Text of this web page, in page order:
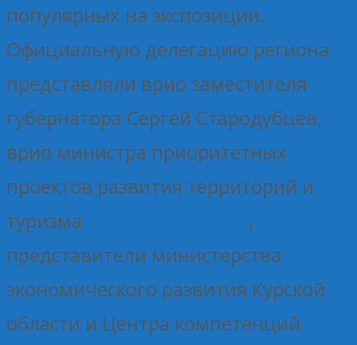
популярных на экспозиции.
Официальную делегацию региона
представляли врио заместителя
губернатора Сергей Стародубцев,
врио министра приоритетных
проектов развития территорий и
туризма
,
представители министерства
экономического развития Курской
области и Центра компетенций